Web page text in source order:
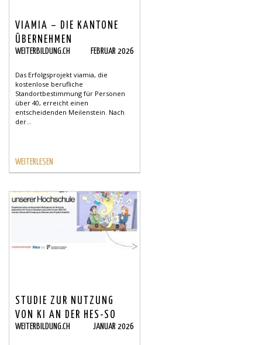
VIAMIA – DIE KANTONE
ÜBERNEHMEN
WEITERBILDUNG.CH FEBRUAR 2026
Das Erfolgsprojekt viamia, die
kostenlose berufliche
Standortbestimmung für Personen
über 40, erreicht einen
entscheidenden Meilenstein. Nach
der...
WEITERLESEN
STUDIE ZUR NUTZUNG
VON KI AN DER HES-SO
UND DER UNIVERSITÄT
WEITERBILDUNG.CH JANUAR 2026